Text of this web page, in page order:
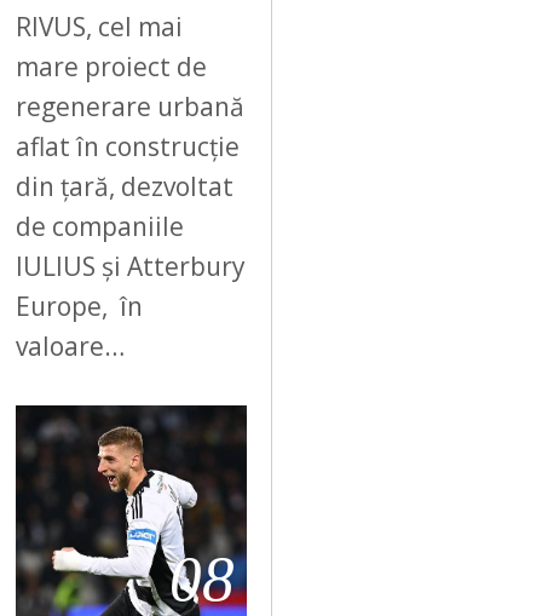
RIVUS, cel mai
mare proiect de
regenerare urbană
aflat în construcție
din țară, dezvoltat
de companiile
IULIUS și Atterbury
Europe, în
valoare…
08